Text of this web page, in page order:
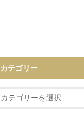
カテゴリー